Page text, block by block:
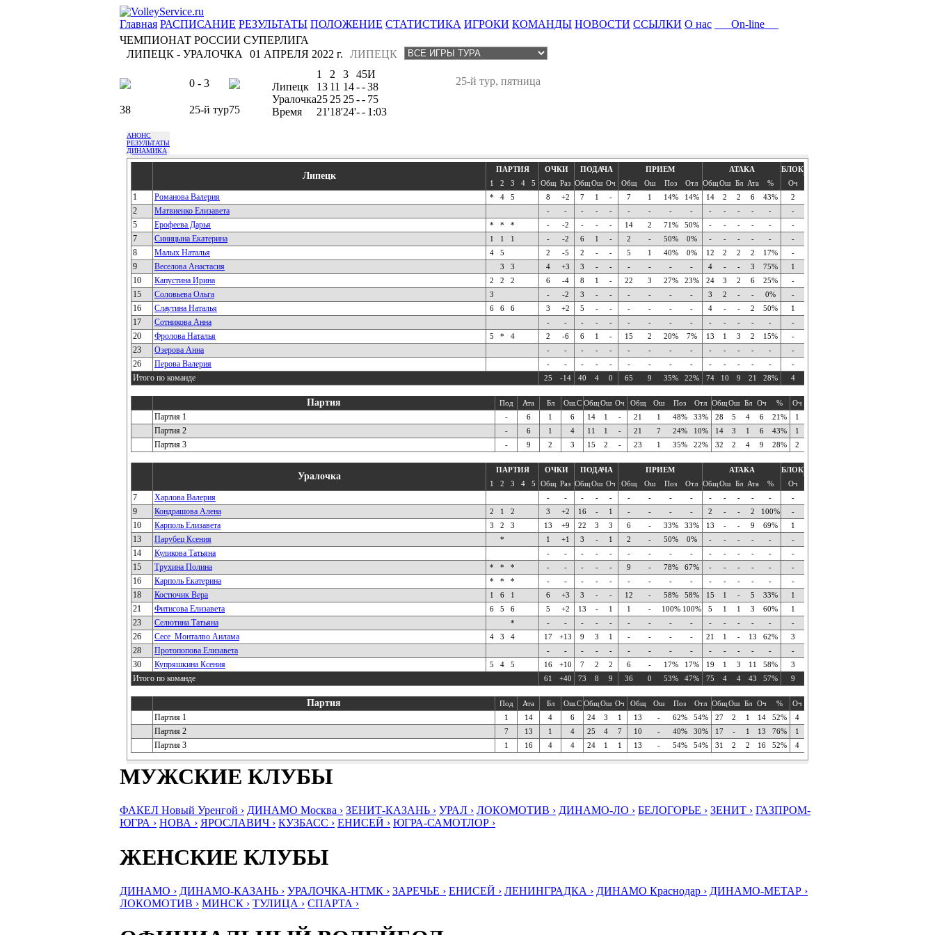
Главная РАСПИСАНИЕ РЕЗУЛЬТАТЫ ПОЛОЖЕНИЕ СТАТИСТИКА ИГРОКИ КОМАНДЫ НОВОСТИ ССЫЛКИ О нас
On-line
ЧЕМПИОНАТ РОССИИ СУПЕРЛИГА
ЛИПЕЦК - УРАЛОЧКА
ЛИПЕЦК
01 АПРЕЛЯ 2022 г.
0 - 3
38 25-й тур75
25-й тур, пятница
1 2 3 45И
Липецк
13 11 14--38
Уралочка25 25 25-- 75
Время
21'18'24'-- 1:03
АНОНС
РЕЗУЛЬТАТЫ
ДИНАМИКА
Липецк
ПАРТИЯ ОЧКИ ПОДАЧА ПРИЕМ АТАКА
БЛОК
1
2 3 4 5 Общ Раз ОбщОш Оч Общ Ош Поз Отл ОбщОш Бл Ата % Оч
1 Романова Валерия * 4 5 8 +2 7 1 - 7 1 14% 14% 14 2 2 6 43% 2
2 Матвиенко Елизавета - - - - - - - - - - - - - - -
5 Ерофеева Дарья * * * - -2 - - - 14 2 71% 50% - - - - - -
7 Синицына Екатерина 1 1 1 - -2 6 1 - 2 - 50% 0% - - - - - -
8 Малых Наталья 4 5 2 -5 2 - - 5 1 40% 0% 12 2 2 2 17% -
9 Веселова Анастасия 3 3 4 +3 3 - - - - - - 4 - - 3 75% 1
10 Капустина Ирина 2 2 2 6 -4 8 1 - 22 3 27% 23% 24 3 2 6 25% -
15 Соловьева Ольга 3 - -2 3 - - - - - - 3 2 - - 0% -
16 Слаутина Наталья 6 6 6 3 +2 5 - - - - - - 4 - - 2 50% 1
17 Сотникова Анна - - - - - - - - - - - - - - -
20 Фролова Наталья 5 * 4 2 -6 6 1 - 15 2 20% 7% 13 1 3 2 15% -
23 Озерова Анна - - - - - - - - - - - - - - -
26 Перова Валерия - - - - - - - - - - - - - - -
Итого по команде 25 -14 40 4 0 65 9 35% 22% 74 10 9 21 28% 4
Партия Под Ата Бл Ош.С ОбщОш Оч Общ Ош Поз Отл ОбщОш Бл Оч % Оч
Партия 1 - 6 1 6 14 1 - 21 1 48% 33% 28 5 4 6 21% 1
Партия 2 - 6 1 4 11 1 - 21 7 24% 10% 14 3 1 6 43% 1
Партия 3 - 9 2 3 15 2 - 23 1 35% 22% 32 2 4 9 28% 2
Уралочка
ПАРТИЯ ОЧКИ ПОДАЧА ПРИЕМ АТАКА
БЛОК
1
2 3 4 5 Общ Раз ОбщОш Оч Общ Ош Поз Отл ОбщОш Бл Ата % Оч
7 Харлова Валерия - - - - - - - - - - - - - - -
9 Кондрашова Алена 2 1 2 3 +2 16 - 1 - - - - 2 - - 2 100% -
10 Карполь Елизавета 3 2 3 13 +9 22 3 3 6 - 33% 33% 13 - - 9 69% 1
13 Парубец Ксения * 1 +1 3 - 1 2 - 50% 0% - - - - - -
14 Куликова Татьяна - - - - - - - - - - - - - - -
15 Трухина Полина * * * - - - - - 9 - 78% 67% - - - - - -
16 Карполь Екатерина * * * - - - - - - - - - - - - - - -
18 Костючик Вера 1 6 1 6 +3 3 - - 12 - 58% 58% 15 1 - 5 33% 1
21 Фитисова Елизавета 6 5 6 5 +2 13 - 1 1 - 100% 100% 5 1 1 3 60% 1
23 Селютина Татьяна * - - - - - - - - - - - - - - -
26 Сесе_Монталво Аилама 4 3 4 17 +13 9 3 1 - - - - 21 1 - 13 62% 3
28 Протопопова Елизавета - - - - - - - - - - - - - - -
30 Купряшкина Ксения 5 4 5 16 +10 7 2 2 6 - 17% 17% 19 1 3 11 58% 3
Итого по команде 61 +40 73 8 9 36 0 53% 47% 75 4 4 43 57% 9
Партия Под Ата Бл Ош.С ОбщОш Оч Общ Ош Поз Отл ОбщОш Бл Оч % Оч
Партия 1 1 14 4 6 24 3 1 13 - 62% 54% 27 2 1 14 52% 4
Партия 2 7 13 1 4 25 4 7 10 - 40% 30% 17 - 1 13 76% 1
Партия 3 1 16 4 4 24 1 1 13 - 54% 54% 31 2 2 16 52% 4
МУЖСКИЕ КЛУБЫ
ФАКЕЛ Новый Уренгой › ДИНАМО Москва › ЗЕНИТ-КАЗАНЬ › УРАЛ › ЛОКОМОТИВ › ДИНАМО-ЛО › БЕЛОГОРЬЕ › ЗЕНИТ › ГАЗПРОМ-
ЮГРА › НОВА › ЯРОСЛАВИЧ › КУЗБАСС › ЕНИСЕЙ › ЮГРА-САМОТЛОР ›
ЖЕНСКИЕ КЛУБЫ
ДИНАМО › ДИНАМО-КАЗАНЬ › УРАЛОЧКА-НТМК › ЗАРЕЧЬЕ › ЕНИСЕЙ › ЛЕНИНГРАДКА › ДИНАМО Краснодар › ДИНАМО-МЕТАР ›
ЛОКОМОТИВ › МИНСК › ТУЛИЦА › СПАРТА ›